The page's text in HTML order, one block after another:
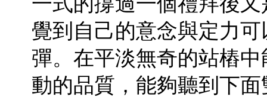
覺到自己的意念與定力
彈。在平淡無奇的站樁
動的品質，能夠聽到下